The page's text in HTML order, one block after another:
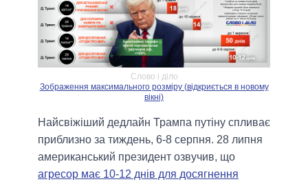
Слово і діло
Зображення максимального розміру (відкриється в новому
вікні)
Найсвіжіший дедлайн Трампа путіну спливає
приблизно за тиждень, 6-8 серпня. 28 липня
американський президент озвучив, що
агресор має 10-12 днів для досягнення